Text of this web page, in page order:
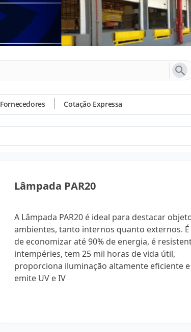
Fornecedores Cotação Expressa
Lâmpada PAR20
A Lâmpada PAR20 é ideal para destacar
ambientes, tanto internos quanto externos. É
de economizar até 90% de energia, é
intempéries, tem 25 mil horas de vida útil,
proporciona iluminação altamente eficiente
emite UV e IV